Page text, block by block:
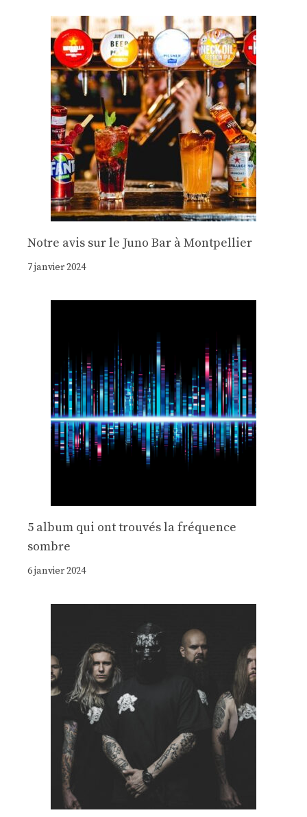
Notre avis sur le Juno Bar à Montpellier
7 janvier 2024
5 album qui ont trouvés la fréquence
sombre
6 janvier 2024